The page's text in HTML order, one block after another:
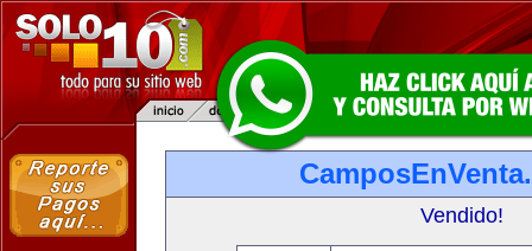
Vendido!